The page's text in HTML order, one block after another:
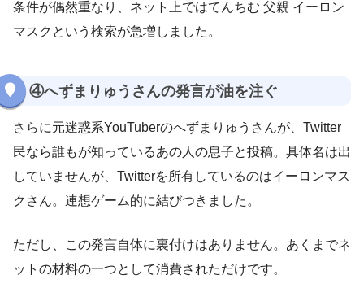
条件が偶然重なり、ネット上ではてんちむ 父親 イーロン
マスクという検索が急増しました。
④へずまりゅうさんの発言が油を注ぐ
さらに元迷惑系YouTuberのへずまりゅうさんが、Twitter
民なら誰もが知っているあの人の息子と投稿。具体名は出
していませんが、Twitterを所有しているのはイーロンマス
クさん。連想ゲーム的に結びつきました。
ただし、この発言自体に裏付けはありません。あくまでネ
ットの材料の一つとして消費されただけです。